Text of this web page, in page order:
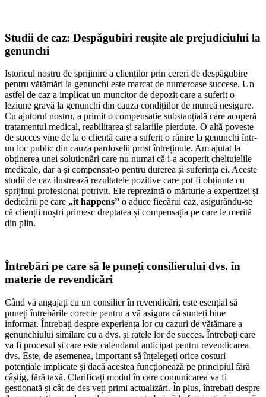
Studii de caz: Despăgubiri reușite ale prejudiciului la
genunchi
Istoricul nostru de sprijinire a clienților prin cereri de despăgubire
pentru vătămări la genunchi este marcat de numeroase succese. Un
astfel de caz a implicat un muncitor de depozit care a suferit o
leziune gravă la genunchi din cauza condițiilor de muncă nesigure.
Cu ajutorul nostru, a primit o compensație substanțială care acoperă
tratamentul medical, reabilitarea și salariile pierdute. O altă poveste
de succes vine de la o clientă care a suferit o rănire la genunchi într-
un loc public din cauza pardoselii prost întreținute. Am ajutat la
obținerea unei soluționări care nu numai că i-a acoperit cheltuielile
medicale, dar a și compensat-o pentru durerea și suferința ei. Aceste
studii de caz ilustrează rezultatele pozitive care pot fi obținute cu
sprijinul profesional potrivit. Ele reprezintă o mărturie a expertizei și
dedicării pe care „it happens” o aduce fiecărui caz, asigurându-se
că clienții noștri primesc dreptatea și compensația pe care le merită
din plin.
Întrebări pe care să le puneți consilierului dvs. în
materie de revendicări
Când vă angajați cu un consilier în revendicări, este esențial să
puneți întrebările corecte pentru a vă asigura că sunteți bine
informat. Întrebați despre experiența lor cu cazuri de vătămare a
genunchiului similare cu a dvs. și ratele lor de succes. Întrebați care
va fi procesul și care este calendarul anticipat pentru revendicarea
dvs. Este, de asemenea, important să înțelegeți orice costuri
potențiale implicate și dacă acestea funcționează pe principiul fără
câștig, fără taxă. Clarificați modul în care comunicarea va fi
gestionată și cât de des veți primi actualizări. În plus, întrebați despre